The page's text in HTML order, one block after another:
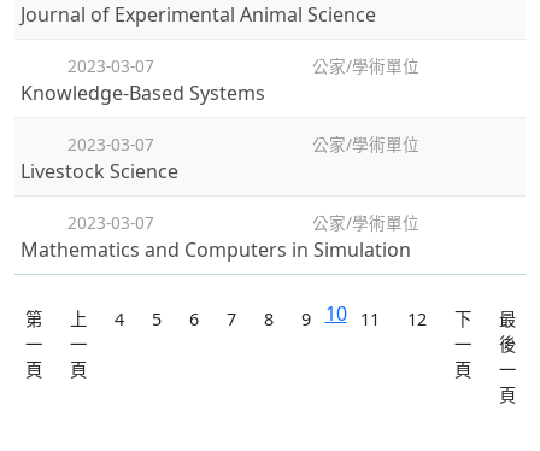
Journal of Experimental Animal Science
2023-03-07 公家/學術單位
Knowledge-Based Systems
2023-03-07 公家/學術單位
Livestock Science
2023-03-07 公家/學術單位
Mathematics and Computers in Simulation
第
一
頁
上
一
頁
4 5 6 7 8 9 10 11 12
下
一
頁
最
後
一
頁